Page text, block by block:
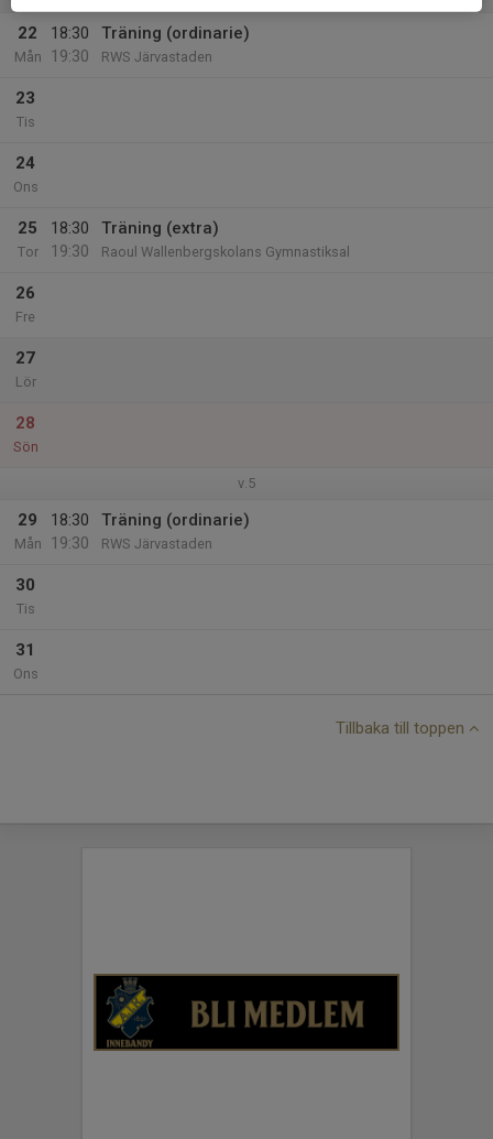
22
Mån
18:30
19:30
Träning (ordinarie)
RWS Järvastaden
23
Tis
24
Ons
25
Tor
18:30
19:30
Träning (extra)
Raoul Wallenbergskolans Gymnastiksal
26
Fre
27
Lör
28
Sön
v.5
29
Mån
18:30
19:30
Träning (ordinarie)
RWS Järvastaden
30
Tis
31
Ons
Tillbaka till toppen